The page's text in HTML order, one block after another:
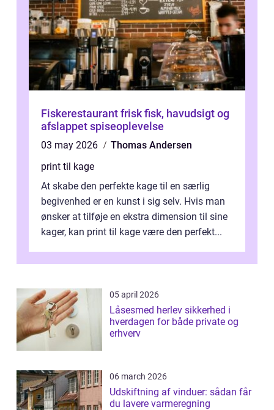
Fiskerestaurant frisk fisk, havudsigt og
afslappet spiseoplevelse
03 may 2026
Thomas Andersen
print til kage
At skabe den perfekte kage til en særlig
begivenhed er en kunst i sig selv. Hvis man
ønsker at tilføje en ekstra dimension til sine
kager, kan print til kage være den perfekt...
05 april 2026
Låsesmed herlev sikkerhed i
hverdagen for både private og
erhverv
06 march 2026
Udskiftning af vinduer: sådan får
du lavere varmeregning